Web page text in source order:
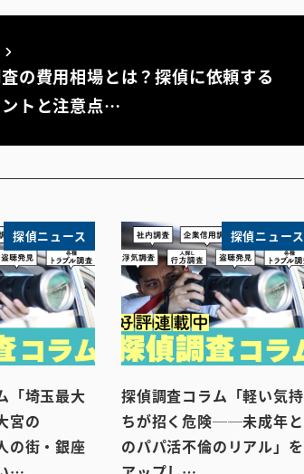
の費用相場とは？探偵に依頼する
トと注意点…
探偵ニュース
「埼玉最大
宮の
街・銀座
探偵ニュース
探偵調査コラム「軽い気持
ちが招く危険──未成年と
のパパ活不倫のリアル」を